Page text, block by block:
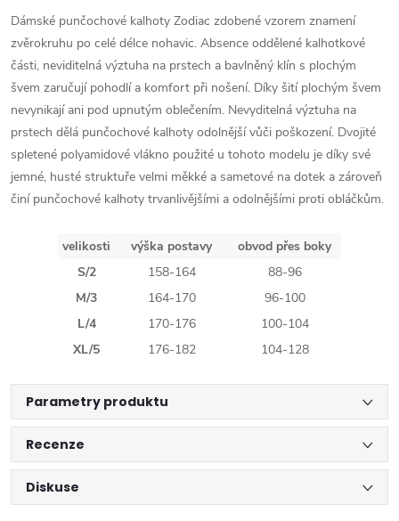
Dámské punčochové kalhoty Zodiac zdobené vzorem znamení
zvěrokruhu po celé délce nohavic. Absence oddělené kalhotkové
části, neviditelná výztuha na prstech a bavlněný klín s plochým
švem zaručují pohodlí a komfort při nošení. Díky šití plochým švem
nevynikají ani pod upnutým oblečením. Nevyditelná výztuha na
prstech dělá punčochové kalhoty odolnější vůči poškození. Dvojité
spletené polyamidové vlákno použité u tohoto modelu je díky své
jemné, husté struktuře velmi měkké a sametové na dotek a zároveň
činí punčochové kalhoty trvanlivějšími a odolnějšími proti obláčkům.
velikosti výška postavy
obvod přes boky
S/2
158-164
88-96
M/3
164-170
96-100
L/4
170-176
100-104
XL/5
176-182 104-128
Parametry produktu
Recenze
Diskuse